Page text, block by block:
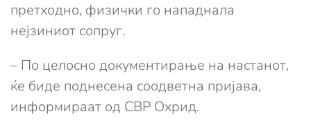
претходно, физички го нападнала
нејзиниот сопруг.
– По целосно документирање на настанот,
ќе биде поднесена соодветна пријава,
информираат од СВР Охрид.